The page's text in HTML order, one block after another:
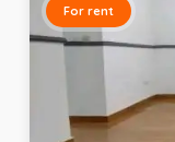
For rent